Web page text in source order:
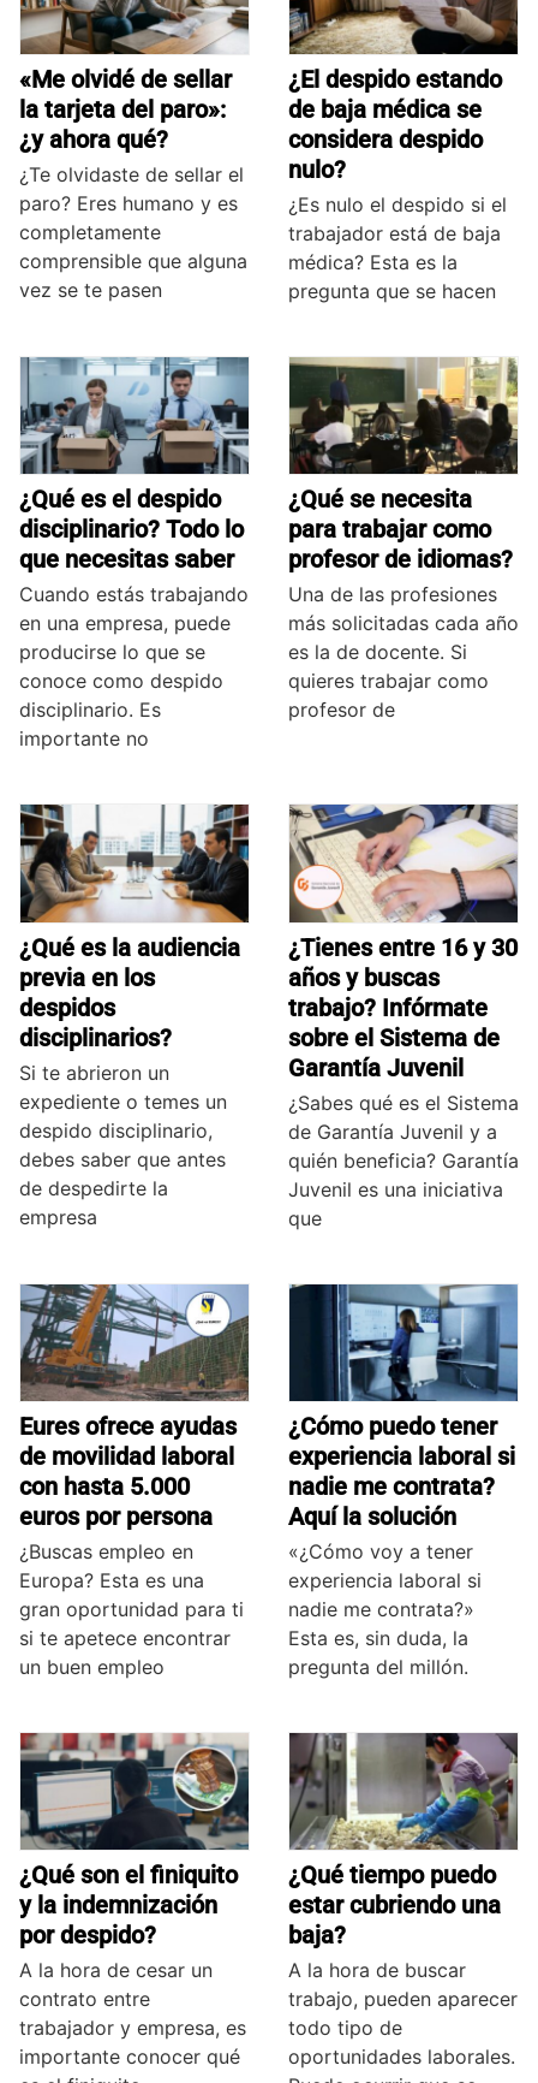
«Me olvidé de sellar
la tarjeta del paro»:
¿y ahora qué?
¿Te olvidaste de sellar el
paro? Eres humano y es
completamente
comprensible que alguna
vez se te pasen
¿El despido estando
de baja médica se
considera despido
nulo?
¿Es nulo el despido si el
trabajador está de baja
médica? Esta es la
pregunta que se hacen
¿Qué es el despido
disciplinario? Todo lo
que necesitas saber
Cuando estás trabajando
en una empresa, puede
producirse lo que se
conoce como despido
disciplinario. Es
importante no
¿Qué se necesita
para trabajar como
profesor de idiomas?
Una de las profesiones
más solicitadas cada año
es la de docente. Si
quieres trabajar como
profesor de
¿Qué es la audiencia
previa en los
despidos
disciplinarios?
Si te abrieron un
expediente o temes un
despido disciplinario,
debes saber que antes
de despedirte la
empresa
¿Tienes entre 16 y 30
años y buscas
trabajo? Infórmate
sobre el Sistema de
Garantía Juvenil
¿Sabes qué es el Sistema
de Garantía Juvenil y a
quién beneficia? Garantía
Juvenil es una iniciativa
que
Eures ofrece ayudas
de movilidad laboral
con hasta 5.000
euros por persona
¿Buscas empleo en
Europa? Esta es una
gran oportunidad para ti
si te apetece encontrar
un buen empleo
¿Cómo puedo tener
experiencia laboral si
nadie me contrata?
Aquí la solución
«¿Cómo voy a tener
experiencia laboral si
nadie me contrata?»
Esta es, sin duda, la
pregunta del millón.
¿Qué son el finiquito
y la indemnización
por despido?
A la hora de cesar un
contrato entre
trabajador y empresa, es
importante conocer qué
¿Qué tiempo puedo
estar cubriendo una
baja?
A la hora de buscar
trabajo, pueden aparecer
todo tipo de
oportunidades laborales.